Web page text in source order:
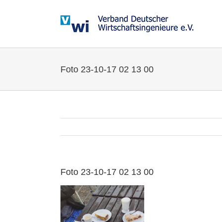
Foto 23-10-17 02 13 00
Foto 23-10-17 02 13 00